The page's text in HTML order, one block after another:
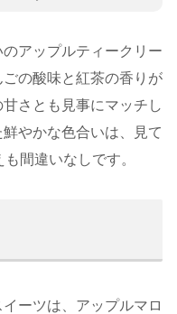
アップルティークリー
の酸味と紅茶の香りが
さとも見事にマッチし
やかな色合いは、見て
間違いなしです。
ーツは、アップルマロ